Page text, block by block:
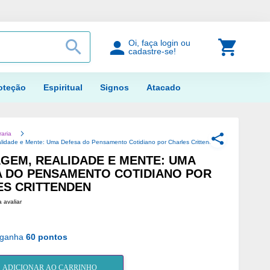
PROCURAR
Oi, faça login ou
cadastre-se!
Espiritual Signos Atacado
e Mente: Uma Defesa do Pensamento Cotidiano por Charles Crittenden
REALIDADE E MENTE: UMA
DO PENSAMENTO COTIDIANO POR
CRITTENDEN
avaliar
60 pontos
ADICIONAR AO CARRINHO